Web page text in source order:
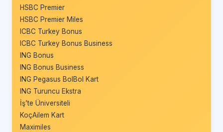
HSBC Premier
HSBC Premier Miles
ICBC Turkey Bonus
ICBC Turkey Bonus Business
ING Bonus
ING Bonus Business
ING Pegasus BolBol Kart
ING Turuncu Ekstra
İş’te Üniversiteli
KoçAilem Kart
Maximiles